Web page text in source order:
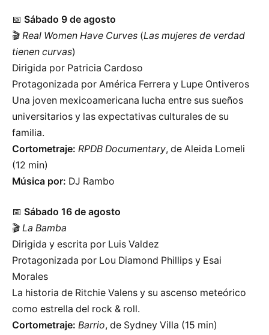
📅 Sábado 9 de agosto
🎬 Real Women Have Curves (Las mujeres de verdad
tienen curvas)
Dirigida por Patricia Cardoso
Protagonizada por América Ferrera y Lupe Ontiveros
Una joven mexicoamericana lucha entre sus sueños
universitarios y las expectativas culturales de su
familia.
Cortometraje: RPDB Documentary, de Aleida Lomeli
(12 min)
Música por: DJ Rambo
📅 Sábado 16 de agosto
🎬 La Bamba
Dirigida y escrita por Luis Valdez
Protagonizada por Lou Diamond Phillips y Esai
Morales
La historia de Ritchie Valens y su ascenso meteórico
como estrella del rock & roll.
Cortometraje: Barrio, de Sydney Villa (15 min)